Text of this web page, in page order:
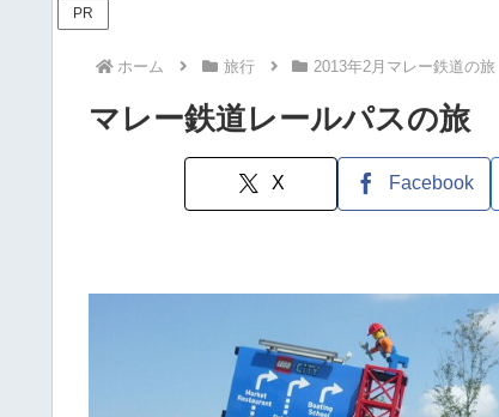
PR
ホーム 旅行 2013年2月マレー鉄道の旅
マレー鉄道レールパスの
X Facebook